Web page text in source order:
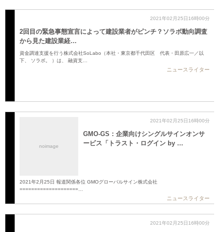
2021年02月25日16時00分
2回目の緊急事態宣言によって建設業者がピンチ？ソラボ動向調査
から見た建設業経…
資金調達支援を行う株式会社SoLabo（本社・東京都千代田区 代表・田原広一／以
下、 ソラボ。 ）は、 融資支…
ニュースライター
noimage
2021年02月25日16時00分
GMO-GS：企業向けシングルサインオンサ
ービス「トラスト・ログイン by …
2021年2月25日 報道関係各位 GMOグローバルサイン株式会社
====================…
ニュースライター
2021年02月25日16時00分